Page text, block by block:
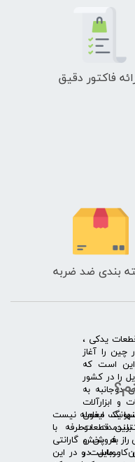
بندی ضد ضربه
فاکتور دقیق
قطعات یدکی ،
چین را آغاز
این است که
را در کشور
دوجانبه به
ابزارآلات
ایفون
قطعات
را به پخش
موبایل در
یک معامله نیست
دوطرفه با
فروش و گارانتی
کار ماست و در این